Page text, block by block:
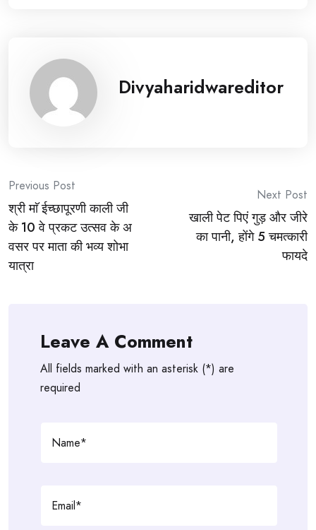
Divyaharidwareditor
Post
navigation
Previous Post
श्री माॅ ईच्छापूरणी काली जी
के 10 वे प्रकट उत्सव के अ
वसर पर माता की भव्य शोभा
यात्रा
Next Post
खाली पेट पिएं गुड़ और जीरे
का पानी, होंगे 5 चमत्कारी
फायदे
Leave A Comment
All fields marked with an asterisk (*) are
required